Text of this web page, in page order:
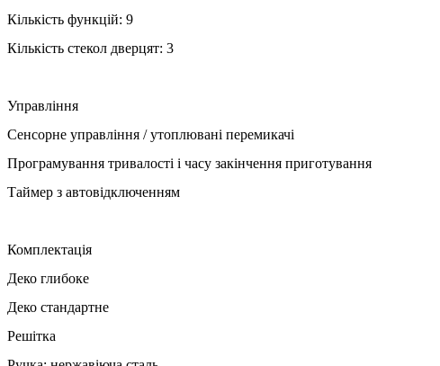
Кількість функцій: 9
Кількість стекол дверцят: 3
Управління
Сенсорне управління / утоплювані перемикачі
Програмування тривалості і часу закінчення приготування
Таймер з автовідключенням
Комплектація
Деко глибоке
Деко стандартне
Решітка